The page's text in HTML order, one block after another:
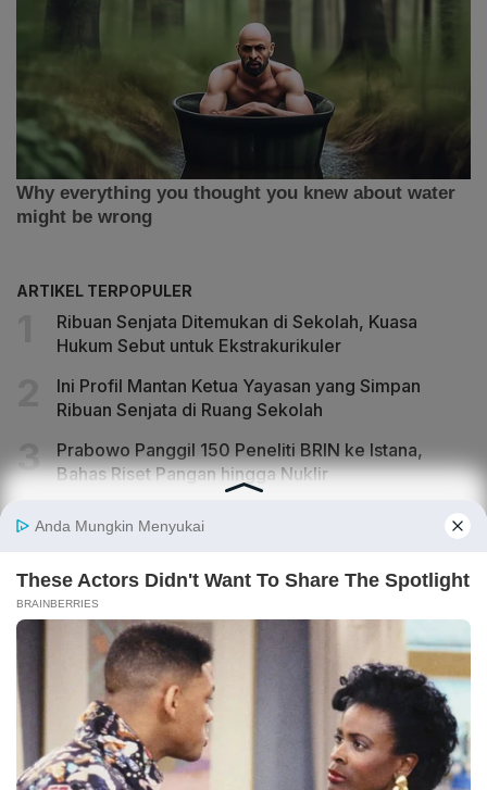
ARTIKEL TERPOPULER
Ribuan Senjata Ditemukan di Sekolah, Kuasa
Hukum Sebut untuk Ekstrakurikuler
Ini Profil Mantan Ketua Yayasan yang Simpan
Ribuan Senjata di Ruang Sekolah
Prabowo Panggil 150 Peneliti BRIN ke Istana,
Bahas Riset Pangan hingga Nuklir
Perry Warjiyo Pekan Ini
Beda Keterangan Pengurus Sekolah Swasta
Jaksel dan Pemilik Ratusan Senjata